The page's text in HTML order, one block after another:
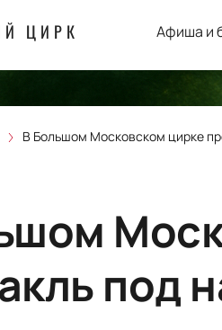
ЦИРК Афиша и
В Большом Московском цирке
под